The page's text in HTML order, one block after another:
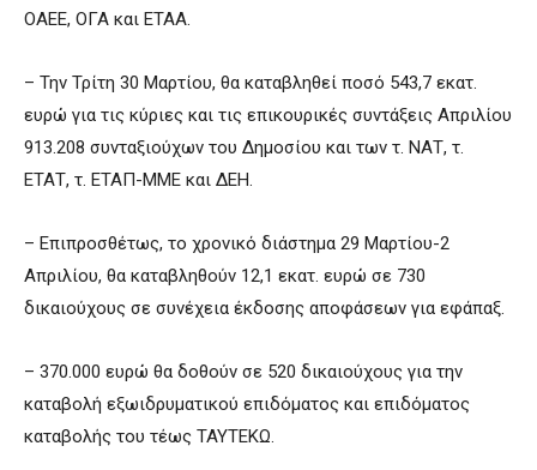
ΟΑΕΕ, ΟΓΑ και ΕΤΑΑ.
– Την Τρίτη 30 Μαρτίου, θα καταβληθεί ποσό 543,7 εκατ.
ευρώ για τις κύριες και τις επικουρικές συντάξεις Απριλίου
913.208 συνταξιούχων του Δημοσίου και των τ. ΝΑΤ, τ.
ΕΤΑΤ, τ. ΕΤΑΠ-ΜΜΕ και ΔΕΗ.
– Επιπροσθέτως, το χρονικό διάστημα 29 Μαρτίου-2
Απριλίου, θα καταβληθούν 12,1 εκατ. ευρώ σε 730
δικαιούχους σε συνέχεια έκδοσης αποφάσεων για εφάπαξ.
– 370.000 ευρώ θα δοθούν σε 520 δικαιούχους για την
καταβολή εξωιδρυματικού επιδόματος και επιδόματος
καταβολής του τέως ΤΑΥΤΕΚΩ.